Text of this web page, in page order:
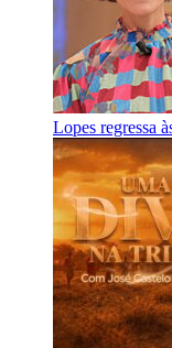
Lopes regressa